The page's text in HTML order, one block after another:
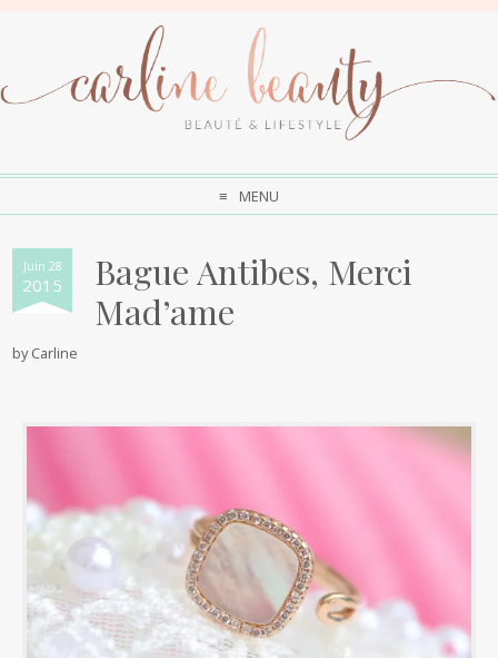
MENU
Juin 28
2015
Bague Antibes, Merci
Mad’ame
byCarline